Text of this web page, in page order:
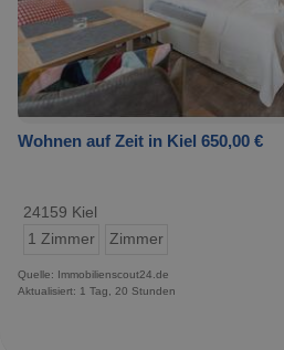
Wohnen auf Zeit in Kiel 650,00 €
24159 Kiel
1 Zimmer
Zimmer
Quelle: Immobilienscout24.de
Aktualisiert: 1 Tag, 20 Stunden